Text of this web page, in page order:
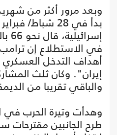
وبعد مرور أكثر من
بدأ في 28
في الاستطلاع إن
أهداف التدخل
إيران". وكان ثلث
والباقي تقريبا من
وهدأت وتيرة الحرب في
طرح الجانبين مقترحات